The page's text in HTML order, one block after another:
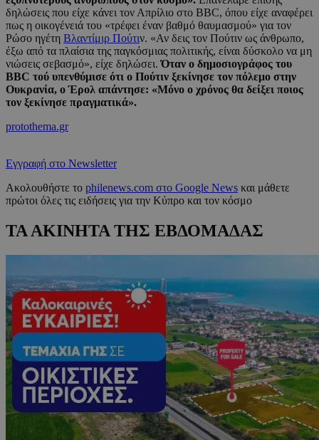
δηλώσεις που είχε κάνει τον Απρίλιο στο BBC, όπου είχε αναφέρει
πως η οικογένειά του «τρέφει έναν βαθμό θαυμασμού» για τον
Ρώσο ηγέτη Βλαντίμιρ Πούτιν. «Αν δεις τον Πούτιν ως άνθρωπο,
έξω από τα πλαίσια της παγκόσμιας πολιτικής, είναι δύσκολο να μη
νιώσεις σεβασμό», είχε δηλώσει.Όταν ο δημοσιογράφος του
BBC τού υπενθύμισε ότι ο Πούτιν ξεκίνησε τον πόλεμο στην
Ουκρανία, ο Έρολ απάντησε: «Μόνο ο χρόνος θα δείξει ποιος
τον ξεκίνησε πραγματικά».
protothema.gr
Εγγραφή στο Newsletter
Ακολουθήστε το philenews.com στο Google News και μάθετε
πρώτοι όλες τις ειδήσεις για την Κύπρο και τον κόσμο
ΤΑ ΑΚΙΝΗΤΑ ΤΗΣ ΕΒΔΟΜΑΔΑΣ